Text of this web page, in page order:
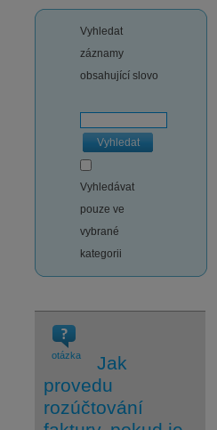
Vyhledat
záznamy
obsahující slovo
Vyhledat
Vyhledávat
pouze ve
vybrané
kategorii
otázka
Jak
provedu
rozúčtování